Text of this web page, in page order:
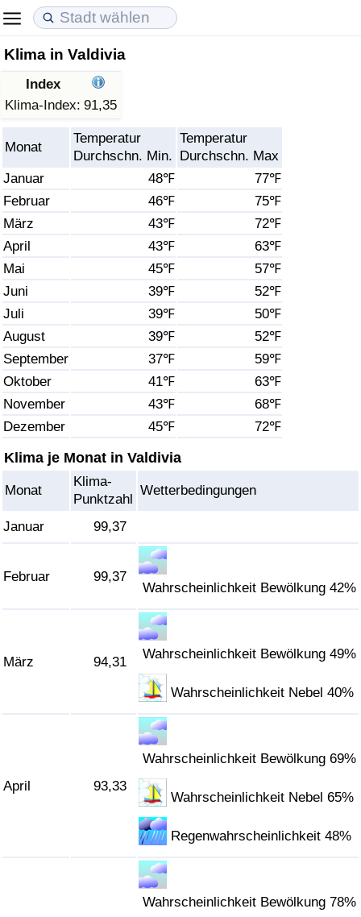
Klima in Valdivia
Index
Klima-Index: 91,35
Monat
Temperatur
Durchschn. Min.
Temperatur
Durchschn. Max
Januar
48℉
77℉
Februar
46℉
75℉
März
43℉
72℉
April
43℉
63℉
Mai
45℉
57℉
Juni
39℉
52℉
Juli
39℉
50℉
August
39℉
52℉
September
37℉
59℉
Oktober
41℉
63℉
November
43℉
68℉
Dezember
45℉ 72℉
Klima je Monat in Valdivia
Monat
Klima-
Punktzahl
Wetterbedingungen
Januar 99,37
Februar 99,37
Wahrscheinlichkeit Bewölkung 42%
März 94,31
Wahrscheinlichkeit Bewölkung 49%
Wahrscheinlichkeit Nebel 40%
April 93,33
Wahrscheinlichkeit Bewölkung 69%
Wahrscheinlichkeit Nebel 65%
Regenwahrscheinlichkeit 48%
Wahrscheinlichkeit Bewölkung 78%
Lebenshaltungskosten
Lebenshaltungskosten-Index (aktuell)
Lebenshaltungskosten-Index
Lebenshaltungskosten-Index nach Land
in Akaba
Immobilienpreise
Immobilienpreis-Index (aktuell)
Immobilienpreis-Index
Immobilienpreis-Index nach Land
Lebensqualität
Lebensqualität-Index
Lebensqualität-Index (aktuell)
Lebensqualitätsindex nach Land
Kriminalität
Kriminalitäts-Index (aktuell)
Kriminalitäts-Index
Kriminalitätsindex nach Land
Gesundheitsversorgung
Gesundheitsversorgungs-Index (aktuell)
Umweltverschmutzung
Umweltverschmutzungs-Index (aktuell)
Verschmutzungsindex
Umweltverschmutzungs-Index nach Land
Verkehrs-Index (aktuell)
Verkehrs-Index nach Land